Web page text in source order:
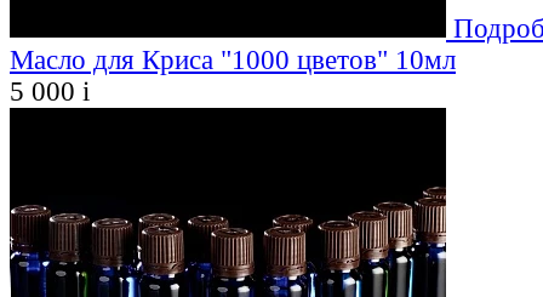
Масло для Криса "1000 цветов" 10мл
5 000 i